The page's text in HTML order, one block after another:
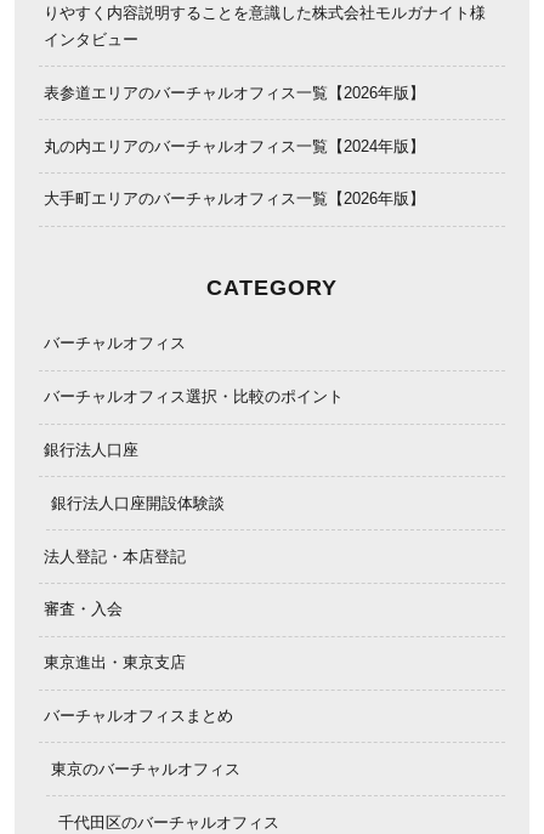
りやすく内容説明することを意識した株式会社モルガナイト様
インタビュー
表参道エリアのバーチャルオフィス一覧【2026年版】
丸の内エリアのバーチャルオフィス一覧【2024年版】
大手町エリアのバーチャルオフィス一覧【2026年版】
CATEGORY
バーチャルオフィス
バーチャルオフィス選択・比較のポイント
銀行法人口座
銀行法人口座開設体験談
法人登記・本店登記
審査・入会
東京進出・東京支店
バーチャルオフィスまとめ
東京のバーチャルオフィス
千代田区のバーチャルオフィス